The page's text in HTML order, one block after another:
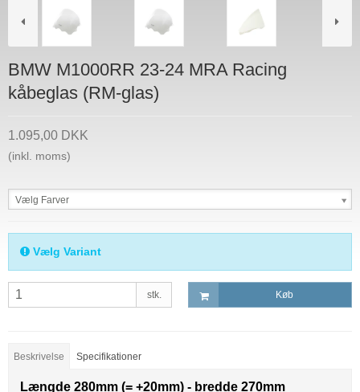
BMW M1000RR 23-24 MRA Racing
kåbeglas (RM-glas)
1.095,00 DKK
(inkl. moms)
Vælg Farver
Vælg Variant
stk. Køb
Beskrivelse Specifikationer
Længde 280mm (= +20mm) - bredde 270mm